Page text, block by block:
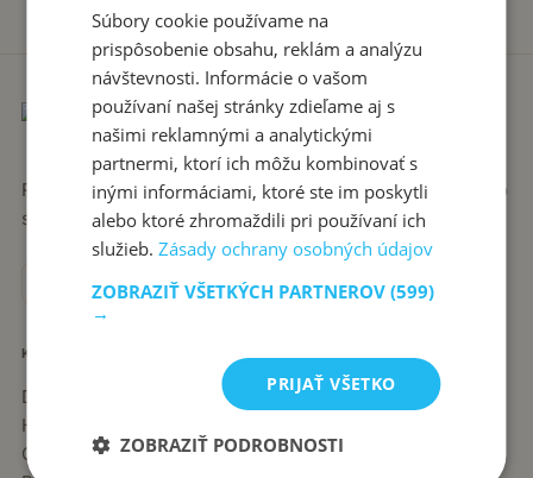
Recepty píše babka Stanka. Jednoduché, poctivé jedlá zo
slovenskej kuchyne, ktoré sa vždy podaria.
KATEGÓRIE
Dezerty
Hlavné jedlá
Chuťovky
Súbory cookie používame na
prispôsobenie obsahu, reklám a analýzu
návštevnosti. Informácie o vašom
používaní našej stránky zdieľame aj s
našimi reklamnými a analytickými
partnermi, ktorí ich môžu kombinovať s
inými informáciami, ktoré ste im poskytli
alebo ktoré zhromaždili pri používaní ich
služieb.Zásady ochrany osobných údajov
ZOBRAZIŤ VŠETKÝCH PARTNEROV(599)
→
PRIJAŤ VŠETKO
ZOBRAZIŤ PODROBNOSTI